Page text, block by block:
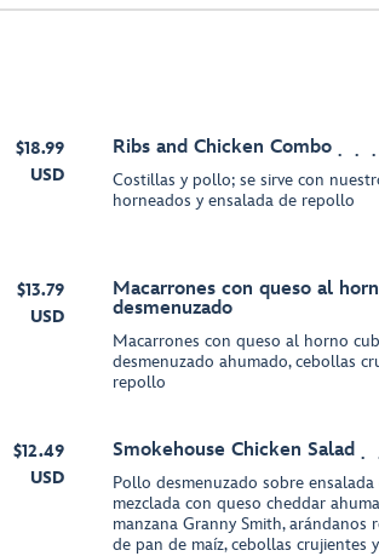
$18.99
USD
Ribs and Chicken Combo
Costillas y pollo; se sirve con
horneados y ensalada de repollo
$13.79
USD
Macarrones con queso al
desmenuzado
Macarrones con queso al horno
desmenuzado ahumado, cebollas
repollo
$12.49
USD
Smokehouse Chicken Salad
Pollo desmenuzado sobre
mezclada con queso cheddar
manzana Granny Smith, arándanos
de pan de maíz, cebollas crujientes